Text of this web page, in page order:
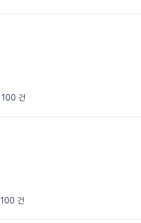
100 건
100 건